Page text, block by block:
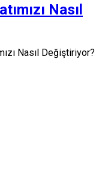
Nasıl
Nasıl Değiştiriyor?